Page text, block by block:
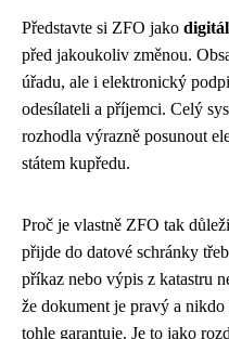
Představte si ZFO jako
před jakoukoliv změnou.
úřadu, ale i elektronický
odesílateli a příjemci. Celý
rozhodla výrazně posunout
státem kupředu.
Proč je vlastně ZFO tak
přijde do datové schránky
příkaz nebo výpis z katastru
že dokument je pravý a
tohle garantuje. Je to jako